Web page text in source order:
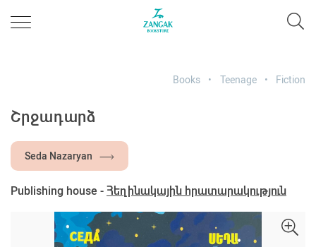
Books Teenage Fiction
Շրջադարձ
Seda Nazaryan
Publishing house - Հեղինակային հրատարակություն